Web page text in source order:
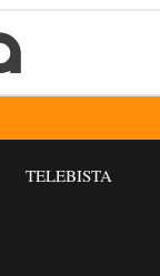
TELEBISTA